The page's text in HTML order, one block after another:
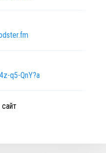
q5-QnY?a